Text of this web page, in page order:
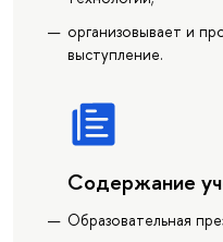
организовывает и
выступление.
Содержание
Образовательная